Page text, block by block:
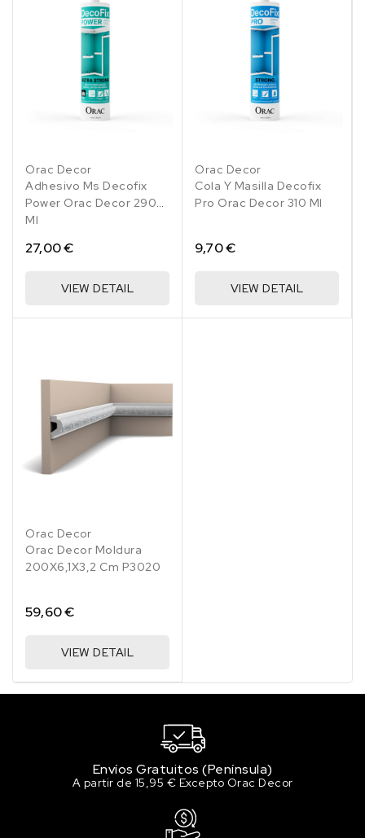
Orac Decor
Adhesivo Ms Decofix
Power Orac Decor 290
Ml
27,00 €
VIEW DETAIL
Orac Decor
Cola Y Masilla Decofix
Pro Orac Decor 310 Ml
9,70 €
VIEW DETAIL
Orac Decor
Orac Decor Moldura
200X6,1X3,2 Cm P3020
59,60 €
VIEW DETAIL
Envíos Gratuitos (Península)
A partir de 15,95 € Excepto Orac Decor